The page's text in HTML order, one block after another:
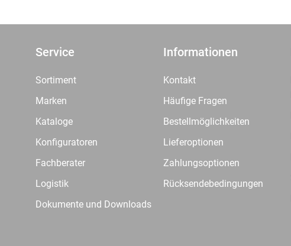
Service
Sortiment
Marken
Kataloge
Konfiguratoren
Fachberater
Logistik
Dokumente und Downloads
Informationen
Kontakt
Häufige Fragen
Bestellmöglichkeiten
Lieferoptionen
Zahlungsoptionen
Rücksendebedingungen